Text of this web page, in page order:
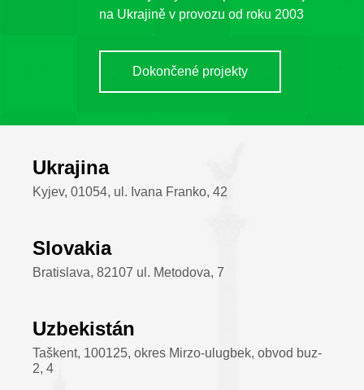
na Ukrajině v provozu od roku 2003
Dokončené projekty
Ukrajina
Kyjev, 01054, ul. Ivana Franko, 42
Slovakia
Bratislava, 82107 ul. Metodova, 7
Uzbekistán
Taškent, 100125, okres Mirzo-ulugbek, obvod buz-
2, 4